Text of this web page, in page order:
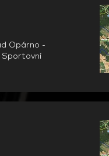
Opárno -
Sportovní